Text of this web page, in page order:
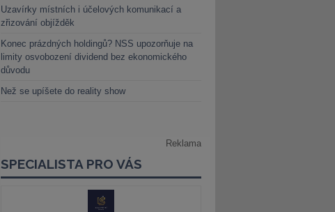
Uzavírky místních i účelových komunikací a
zřizování objížděk
Konec prázdných holdingů? NSS upozorňuje na
limity osvobození dividend bez ekonomického
důvodu
Než se upíšete do reality show